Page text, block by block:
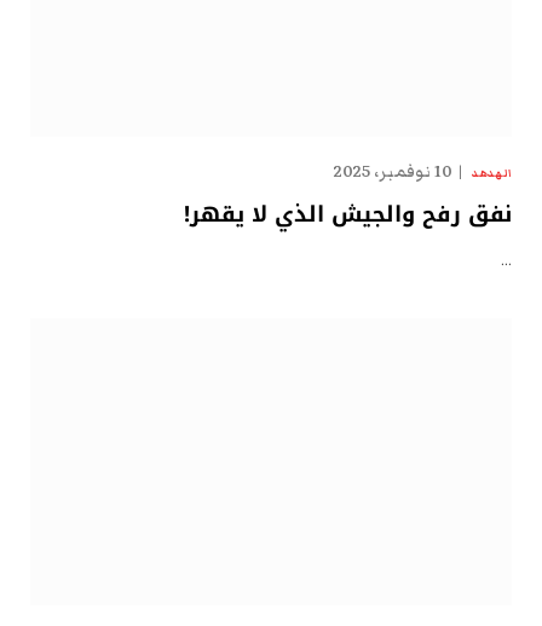
الهدهد 10 نوفمبر، 2025
نفق رفح والجيش الذي لا يقهر!
…